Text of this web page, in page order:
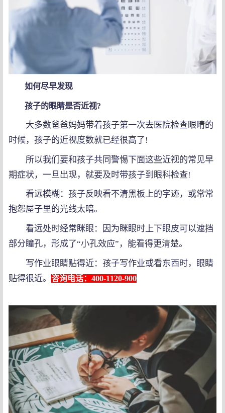
如何尽早发现
孩子的眼睛是否近视?
大多数爸爸妈妈带着孩子第一次去医院检查眼睛的
时候，孩子的近视度数就已经很高了!
所以我们要和孩子共同警惕下面这些近视的常见早
期症状，一旦出现，就要及时带孩子到眼科检查!
看远模糊：孩子反映看不清黑板上的字迹，或常常
抱怨屋子里的光线太暗。
看远处时经常眯眼：因为眯眼时上下眼皮可以遮挡
部分瞳孔，形成了“小孔效应”，能看得更清楚。
写作业眼睛贴得近：孩子写作业或看东西时，眼睛
贴得很近。 咨询电话：400-1120-900